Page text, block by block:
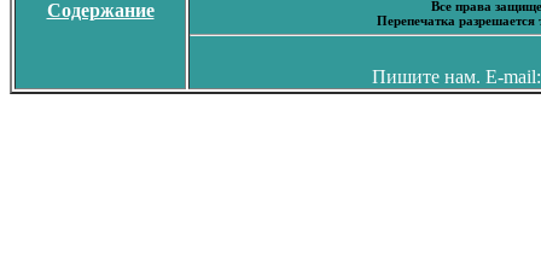
Содержание
Все права
Перепечатка
Пишите нам. E-